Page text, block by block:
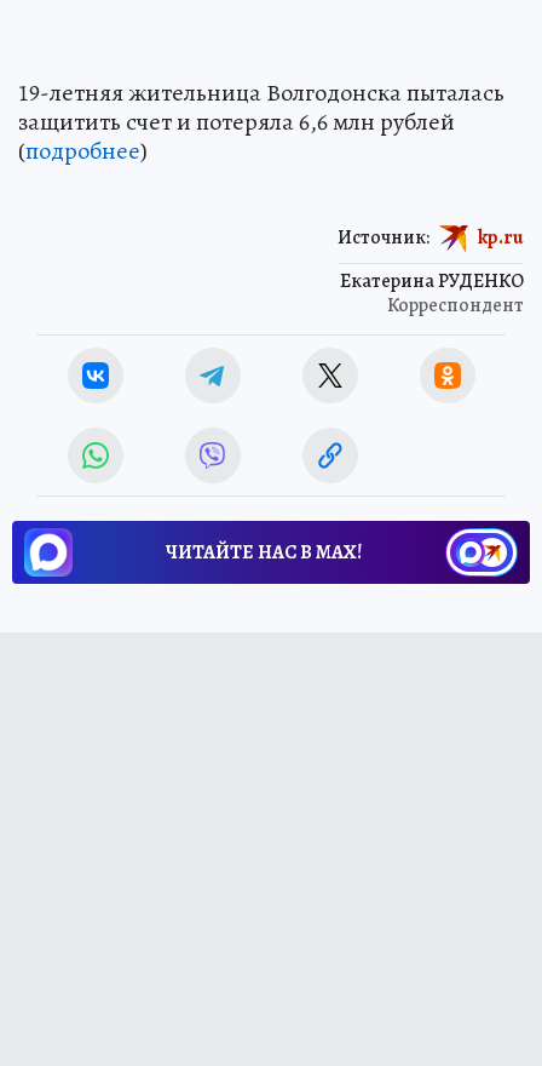
19-летняя жительница Волгодонска пыталась
защитить счет и потеряла 6,6 млн рублей
(подробнее)
Екатерина РУДЕНКО
Корреспондент
Источник: kp.ru
ЧИТАЙТЕ НАС В МАХ!